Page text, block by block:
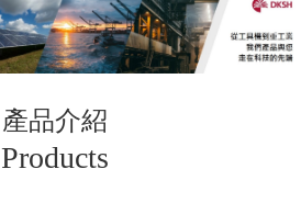
產品介紹
Products
忘記密碼
變更密碼